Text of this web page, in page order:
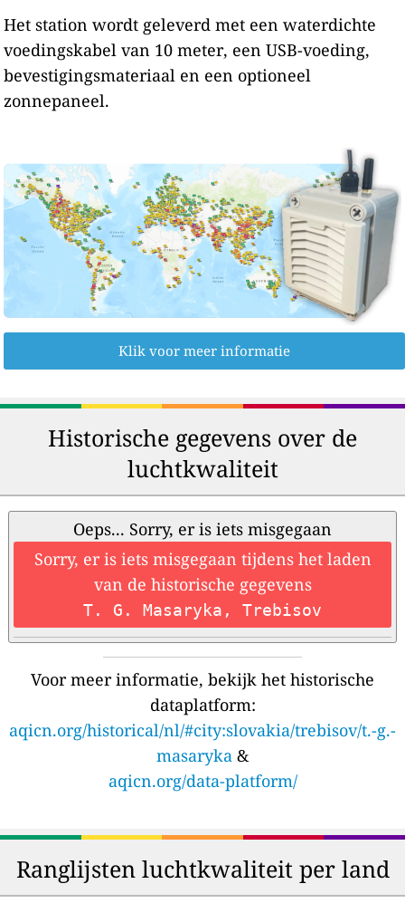
Het station wordt geleverd met een waterdichte
voedingskabel van 10 meter, een USB-voeding,
bevestigingsmateriaal en een optioneel
zonnepaneel.
Klik voor meer informatie
Historische gegevens over de
luchtkwaliteit
Oeps... Sorry, er is iets misgegaan
Sorry, er is iets misgegaan tijdens het laden
van de historische gegevens
T. G. Masaryka, Trebisov
Voor meer informatie, bekijk het historische
dataplatform:
aqicn.org/historical/nl/#city:slovakia/trebisov/t.-g.-
masaryka &
aqicn.org/data-platform/
Ranglijsten luchtkwaliteit per land